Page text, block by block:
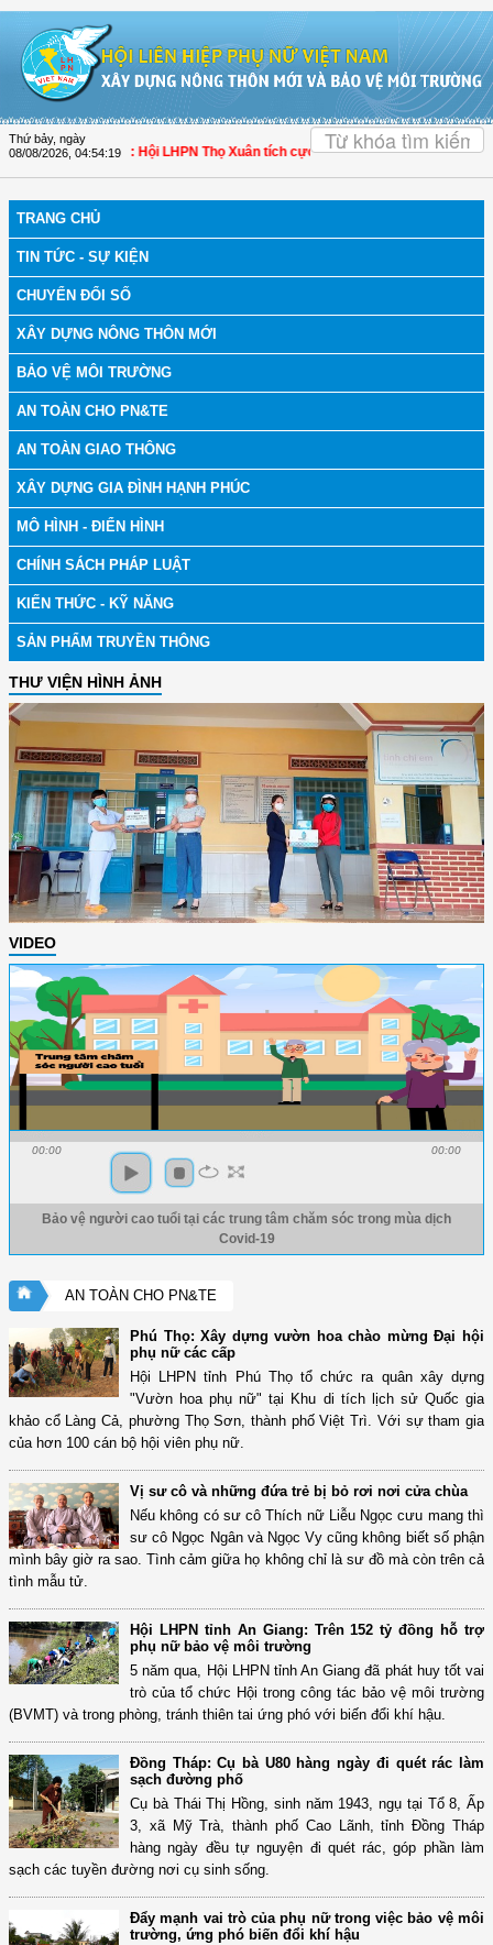
Thứ bảy, ngày
08/08/2026 04:54:19
bệnh | Thanh Hóa: Hội LHPN Thọ Xuân tích cực góp phần nâng cao tỷ lệ
TRANG CHỦ
TIN TỨC - SỰ KIỆN
CHUYỂN ĐỔI SỐ
XÂY DỰNG NÔNG THÔN MỚI
BẢO VỆ MÔI TRƯỜNG
AN TOÀN CHO PN&TE
AN TOÀN GIAO THÔNG
XÂY DỰNG GIA ĐÌNH HẠNH PHÚC
MÔ HÌNH - ĐIỂN HÌNH
CHÍNH SÁCH PHÁP LUẬT
KIẾN THỨC - KỸ NĂNG
SẢN PHẨM TRUYỀN THÔNG
THƯ VIỆN HÌNH ẢNH
VIDEO
00:00 00:00
Bảo vệ người cao tuổi tại các trung tâm chăm sóc trong mùa dịch
Covid-19
AN TOÀN CHO PN&TE
Phú Thọ: Xây dựng vườn hoa chào mừng Đại hội
phụ nữ các cấp
Hội LHPN tỉnh Phú Thọ tổ chức ra quân xây dựng
"Vườn hoa phụ nữ" tại Khu di tích lịch sử Quốc gia
khảo cổ Làng Cả, phường Thọ Sơn, thành phố Việt Trì. Với sự tham gia
của hơn 100 cán bộ hội viên phụ nữ.
Vị sư cô và những đứa trẻ bị bỏ rơi nơi cửa chùa
Nếu không có sư cô Thích nữ Liễu Ngọc cưu mang thì
sư cô Ngọc Ngân và Ngọc Vy cũng không biết số phận
mình bây giờ ra sao. Tình cảm giữa họ không chỉ là sư đồ mà còn trên cả
tình mẫu tử.
Hội LHPN tỉnh An Giang: Trên 152 tỷ đồng hỗ trợ
phụ nữ bảo vệ môi trường
5 năm qua, Hội LHPN tỉnh An Giang đã phát huy tốt vai
trò của tổ chức Hội trong công tác bảo vệ môi trường
(BVMT) và trong phòng, tránh thiên tai ứng phó với biến đổi khí hậu.
Đồng Tháp: Cụ bà U80 hàng ngày đi quét rác làm
sạch đường phố
Cụ bà Thái Thị Hồng, sinh năm 1943, ngụ tại Tổ 8, Ấp
3, xã Mỹ Trà, thành phố Cao Lãnh, tỉnh Đồng Tháp
hàng ngày đều tự nguyện đi quét rác, góp phần làm
sạch các tuyền đường nơi cụ sinh sống.
Đẩy mạnh vai trò của phụ nữ trong việc bảo vệ môi
trường, ứng phó biến đổi khí hậu
OK